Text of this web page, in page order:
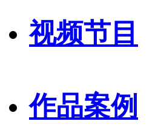
视频节目
作品案例